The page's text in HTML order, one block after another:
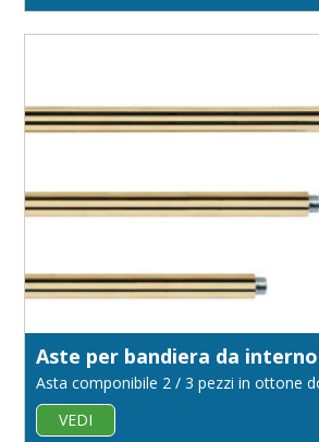
Asta componibile 2 / 3 pezzi in ottone
VEDI